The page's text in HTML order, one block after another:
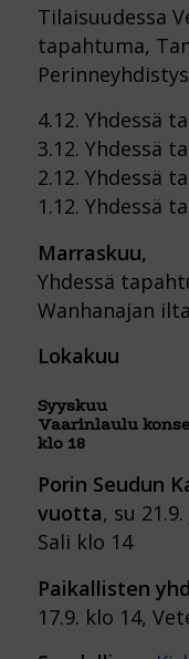
Tilaisuudessa
tapahtuma,
Perinneyhdistys
4.12. Yhdessä
3.12. Yhdessä
2.12. Yhdessä
1.12. Yhdessä
Marraskuu,
Yhdessä
Wanhanajan
Lokakuu
Syyskuu
Vaarinlaulu
klo 18
Porin Seudun
vuotta, su
Sali klo 14
Paikallisten
17.9. klo 14,